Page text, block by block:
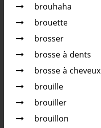
brouhaha
brouette
brosser
brosse à dents
brosse à cheveux
brouille
brouiller
brouillon